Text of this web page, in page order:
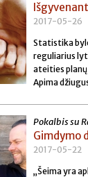
2017-05-26
Statistika
reguliarius
ateities
Apima
Pokalbis su
Gimdymo
2017-05-22
„Šeima yra